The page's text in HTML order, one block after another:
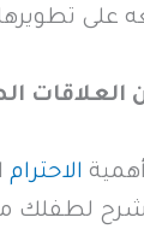
الاحترام
اشرح لطفلك